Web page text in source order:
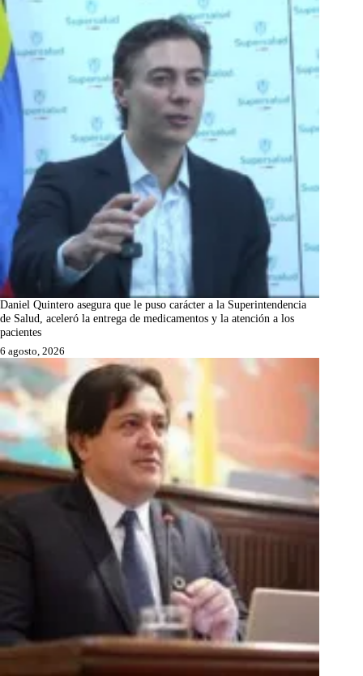
Daniel Quintero asegura que le puso carácter a la Superintendencia
de Salud, aceleró la entrega de medicamentos y la atención a los
pacientes
6 agosto, 2026